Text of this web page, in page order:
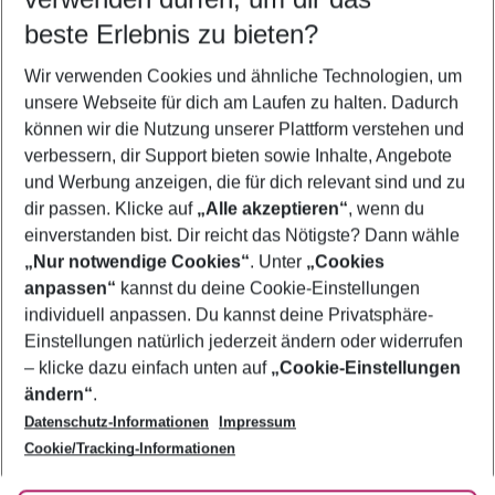
5-8 Nächte
2 Erwachsene Keine Kinder
Mehr Filter anzeigen
Footer
Footer navigation
Über uns
AGB
Bestpreisgarantie
Cookie-Einstellungen ändern
Cookie-Richtlinie
Agenturbetreuung
Barrierefreies Reisen
Folge uns
beste Erlebnis zu bieten?
Wir verwenden Cookies und ähnliche Technologien, um
unsere Webseite für dich am Laufen zu halten. Dadurch
können wir die Nutzung unserer Plattform verstehen und
verbessern, dir Support bieten sowie Inhalte, Angebote
und Werbung anzeigen, die für dich relevant sind und zu
dir passen. Klicke auf „Alle akzeptieren“, wenn du
einverstanden bist. Dir reicht das Nötigste? Dann wähle
„Nur notwendige Cookies“. Unter „Cookies
anpassen“ kannst du deine Cookie-Einstellungen
individuell anpassen. Du kannst deine Privatsphäre-
Einstellungen natürlich jederzeit ändern oder widerrufen
– klicke dazu einfach unten auf „Cookie-Einstellungen
ändern“.
Datenschutz-Informationen
Impressum
Cookie/Tracking-Informationen